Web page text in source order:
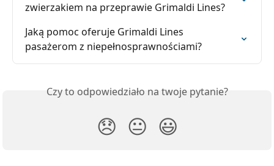
zwierzakiem na przeprawie Grimaldi Lines?
Jaką pomoc oferuje Grimaldi Lines
pasażerom z niepełnosprawnościami?
Czy to odpowiedziało na twoje pytanie?
😞 😐 😃